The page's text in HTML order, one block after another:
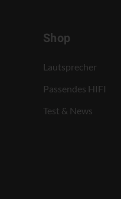
Shop
Lautsprecher
Passendes HIFI
Test & News